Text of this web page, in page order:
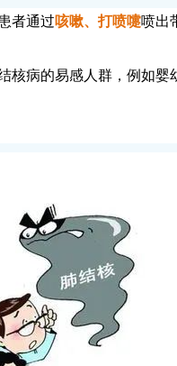
者通过咳嗽、打喷嚏喷出
核病的易感人群，例如